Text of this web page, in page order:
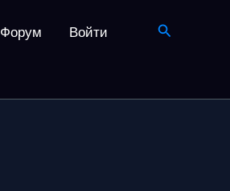
Форум Войти Поиск